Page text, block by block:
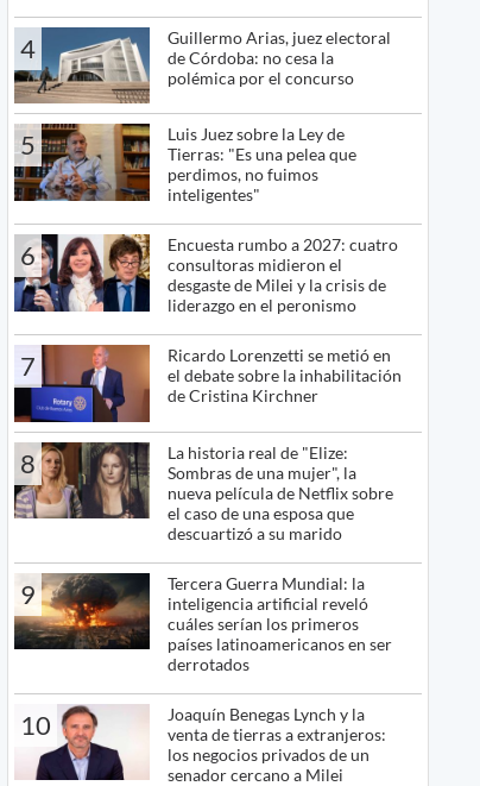
4
Guillermo Arias, juez electoral
de Córdoba: no cesa la
polémica por el concurso
5
Luis Juez sobre la Ley de
Tierras: "Es una pelea que
perdimos, no fuimos
inteligentes"
6
Encuesta rumbo a 2027: cuatro
consultoras midieron el
desgaste de Milei y la crisis de
liderazgo en el peronismo
7
Ricardo Lorenzetti se metió en
el debate sobre la inhabilitación
de Cristina Kirchner
8
La historia real de "Elize:
Sombras de una mujer", la
nueva película de Netflix sobre
el caso de una esposa que
descuartizó a su marido
9
Tercera Guerra Mundial: la
inteligencia artificial reveló
cuáles serían los primeros
países latinoamericanos en ser
derrotados
10
Joaquín Benegas Lynch y la
venta de tierras a extranjeros:
los negocios privados de un
senador cercano a Milei